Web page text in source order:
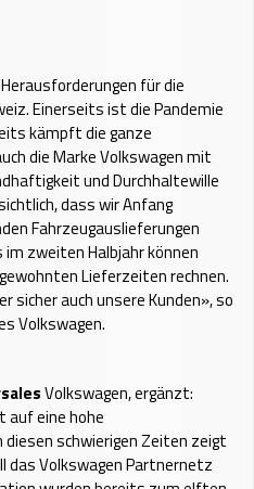
Herausforderungen für die
Einerseits ist die Pandemie
kämpft die ganze
die Marke Volkswagen mit
und Durchhaltewille
dass wir Anfang
Fahrzeugauslieferungen
zweiten Halbjahr können
Lieferzeiten rechnen.
sicher auch unsere Kunden», so
Volkswagen.
Volkswagen, ergänzt:
auf eine hohe
schwierigen Zeiten zeigt
das Volkswagen Partnernetz